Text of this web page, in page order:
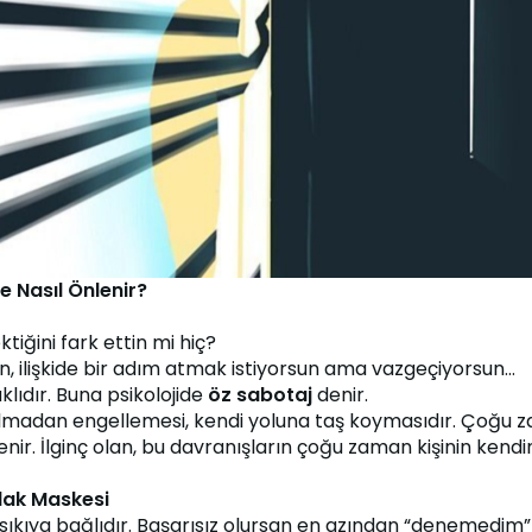
Nasıl Önlenir?
fark ettin mi hiç?
ilişkide bir adım atmak istiyorsun ama vazgeçiyorsun…
Buna psikolojide öz sabotaj denir.
engellemesi, kendi yoluna taş koymasıdır. Çoğu
İlginç olan, bu davranışların çoğu zaman kişinin
Maskesi
sıkıya bağlıdır. Başarısız olursan en azından